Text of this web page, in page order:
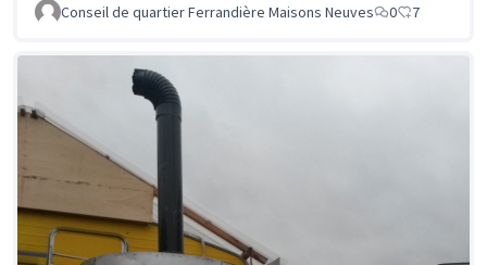
Conseil de quartier Ferrandière Maisons Neuves
0 7